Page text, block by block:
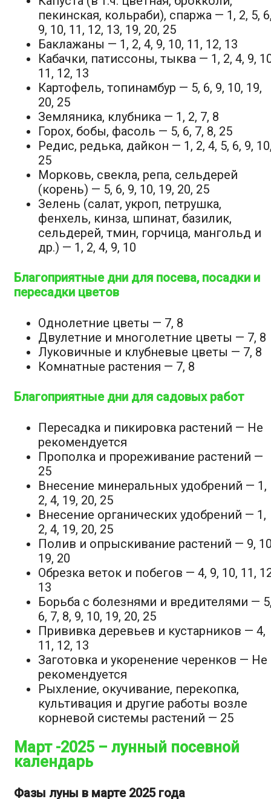
пекинская, кольраби), спаржа — 1, 2, 5,
9, 10, 11, 12, 13, 19, 20, 25
Баклажаны — 1, 2, 4, 9, 10, 11, 12, 13
Кабачки, патиссоны, тыква — 1, 2, 4, 9,
11, 12, 13
Картофель, топинамбур — 5, 6, 9, 10, 19,
20, 25
Земляника, клубника — 1, 2, 7, 8
Горох, бобы, фасоль — 5, 6, 7, 8, 25
Редис, редька, дайкон — 1, 2, 4, 5, 6, 9,
25
Морковь, свекла, репа, сельдерей
(корень) — 5, 6, 9, 10, 19, 20, 25
Зелень (салат, укроп, петрушка,
фенхель, кинза, шпинат, базилик,
сельдерей, тмин, горчица, мангольд и
др.) — 1, 2, 4, 9, 10
Благоприятные дни для посева, посадки и
пересадки цветов
Однолетние цветы — 7, 8
Двулетние и многолетние цветы — 7, 8
Луковичные и клубневые цветы — 7, 8
Комнатные растения — 7, 8
Благоприятные дни для садовых работ
Пересадка и пикировка растений — Не
рекомендуется
Прополка и прореживание растений —
25
Внесение минеральных удобрений — 1,
2, 4, 19, 20, 25
Внесение органических удобрений — 1,
2, 4, 19, 20, 25
Полив и опрыскивание растений — 9,
19, 20
Обрезка веток и побегов — 4, 9, 10, 11,
13
Борьба с болезнями и вредителями —
6, 7, 8, 9, 10, 19, 20, 25
Прививка деревьев и кустарников — 4,
11, 12, 13
Заготовка и укоренение черенков — Не
рекомендуется
Рыхление, окучивание, перекопка,
культивация и другие работы возле
корневой системы растений — 25
Март -2025 – лунный посевной
календарь
Фазы луны в марте 2025 года